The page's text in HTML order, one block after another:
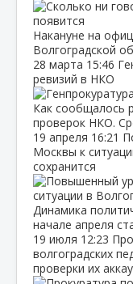
Накануне на
Волгоградской
28 марта 15:46
ревизий в НКО
Как сообщалось
проверок НКО.
19 апреля 16:21
Москвы к
сохранится
Динамика
начале апреля
19 июля 12:23
волгоградских
проверки их